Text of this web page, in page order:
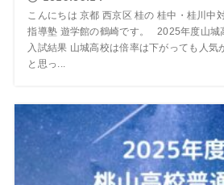
こんにちは 京都 西京区 桂の 桂中・桂川中
指導塾 遊学館の鶴崎です。 2025年度山城
入試結果 山城高校は倍率は下がっても人気
と思っ...